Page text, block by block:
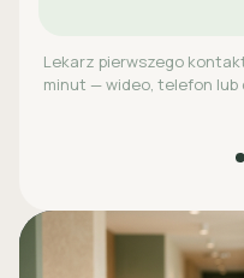
Lekarz pierwszego
minut — wideo, telefon lub